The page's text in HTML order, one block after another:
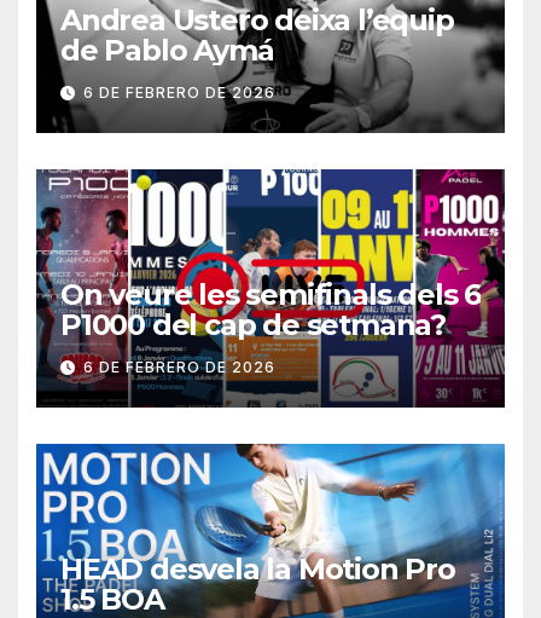
Andrea Ustero deixa l’equip
de Pablo Aymá
6 DE FEBRERO DE 2026
On veure les semifinals dels 6
P1000 del cap de setmana?
6 DE FEBRERO DE 2026
HEAD desvela la Motion Pro
1.5 BOA